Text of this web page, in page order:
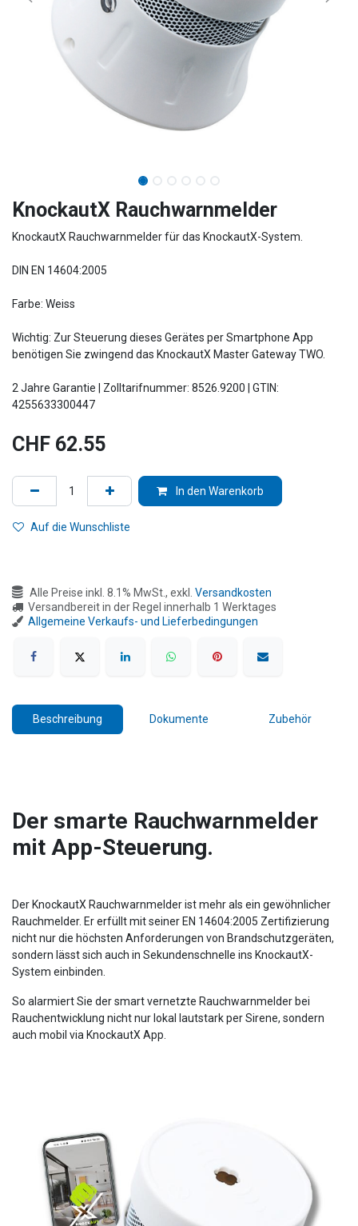
KnockautX Rauchwarnmelder
KnockautX Rauchwarnmelder für das KnockautX-System.
DIN EN 14604:2005
Farbe: Weiss
Wichtig: Zur Steuerung dieses Gerätes per Smartphone App
benötigen Sie zwingend das KnockautX Master Gateway TWO.
2 Jahre Garantie | Zolltarifnummer: 8526.9200 | GTIN:
4255633300447
CHF 62.55
In den Warenkorb
Auf die Wunschliste
Alle Preise inkl. 8.1% MwSt., exkl. Versandkosten
Versandbereit in der Regel innerhalb 1 Werktages
Allgemeine Verkaufs- und Lieferbedingungen
Beschreibung Dokumente Zubehör
Der smarte Rauchwarnmelder
mit App-Steuerung.
Der KnockautX Rauchwarnmelder ist mehr als ein gewöhnlicher
Rauchmelder. Er erfüllt mit seiner EN 14604:2005 Zertifizierung
nicht nur die höchsten Anforderungen von Brandschutzgeräten,
sondern lässt sich auch in Sekundenschnelle ins KnockautX-
System einbinden.
So alarmiert Sie der smart vernetzte Rauchwarnmelder bei
Rauchentwicklung nicht nur lokal lautstark per Sirene, sondern
auch mobil via KnockautX App.